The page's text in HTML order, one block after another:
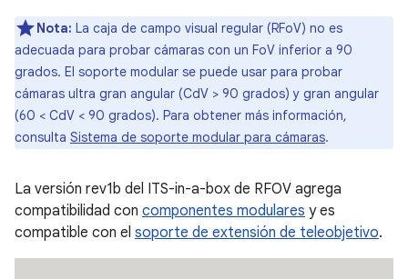
Nota: La caja de campo visual regular (RFoV) no es
adecuada para probar cámaras con un FoV inferior a 90
grados. El soporte modular se puede usar para probar
cámaras ultra gran angular (CdV > 90 grados) y gran angular
(60 < CdV < 90 grados). Para obtener más información,
consulta Sistema de soporte modular para cámaras.
La versión rev1b del ITS-in-a-box de RFOV agrega
compatibilidad con componentes modulares y es
compatible con el soporte de extensión de teleobjetivo.